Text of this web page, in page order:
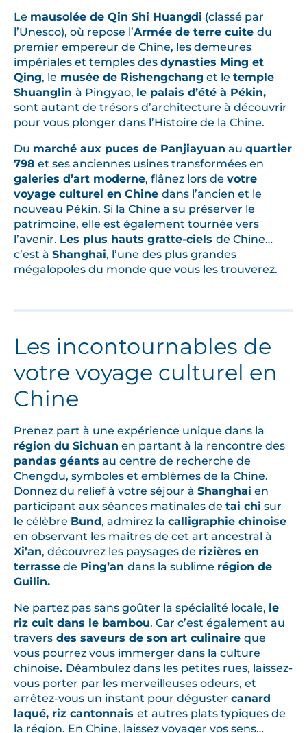
G
r
a
n
d
e
M
u
r
a
i
l
l
e
à
m
s
t
r
e
u
s
e
C
i
t
é
I
t
e
r
d
i
t
e
,
Le mausolée de Qin Shi Huangdi (classé par
l’Unesco), où repose l’Armée de terre cuite du
premier empereur de Chine, les demeures
impériales et temples des dynasties Ming et
Qing, le musée de Rishengchang et le temple
Shuanglin à Pingyao, le palais d’été à Pékin,
sont autant de trésors d’architecture à découvrir
pour vous plonger dans l’Histoire de la Chine.
Du marché aux puces de Panjiayuan au quartier
798 et ses anciennes usines transformées en
galeries d’art moderne, flânez lors de votre
voyage culturel en Chine dans l’ancien et le
nouveau Pékin. Si la Chine a su préserver le
patrimoine, elle est également tournée vers
l’avenir. Les plus hauts gratte-ciels de Chine…
c’est à Shanghai, l’une des plus grandes
mégalopoles du monde que vous les trouverez.
Les incontournables de
votre voyage culturel en
Chine
Prenez part à une expérience unique dans la
région du Sichuan en partant à la rencontre des
pandas géants au centre de recherche de
Chengdu, symboles et emblèmes de la Chine.
Donnez du relief à votre séjour à Shanghai en
participant aux séances matinales de tai chi sur
le célèbre Bund, admirez la calligraphie chinoise
en observant les maitres de cet art ancestral à
Xi’an, découvrez les paysages de rizières en
terrasse de Ping’an dans la sublime région de
Guilin.
Ne partez pas sans goûter la spécialité locale, le
riz cuit dans le bambou. Car c’est également au
travers des saveurs de son art culinaire que
vous pourrez vous immerger dans la culture
chinoise. Déambulez dans les petites rues, laissez-
vous porter par les merveilleuses odeurs, et
arrêtez-vous un instant pour déguster canard
laqué, riz cantonnais et autres plats typiques de
la région. En Chine, laissez voyager vos sens…